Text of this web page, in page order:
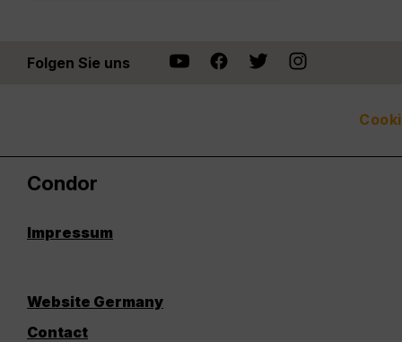
Folgen Sie uns
Condor
Impressum
Website Germany
Contact